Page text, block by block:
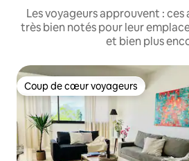
Les voyageurs approuvent :
très bien notés pour leur
et bien plus
Coup de cœur voyageurs
Coup de cœur voyageurs